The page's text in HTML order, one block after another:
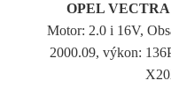
OPEL VECTRA
Motor: 2.0 i 16V,
2000.09, výkon: